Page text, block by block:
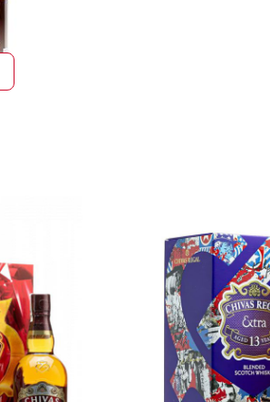
trong đó là hương của rượu Rye.